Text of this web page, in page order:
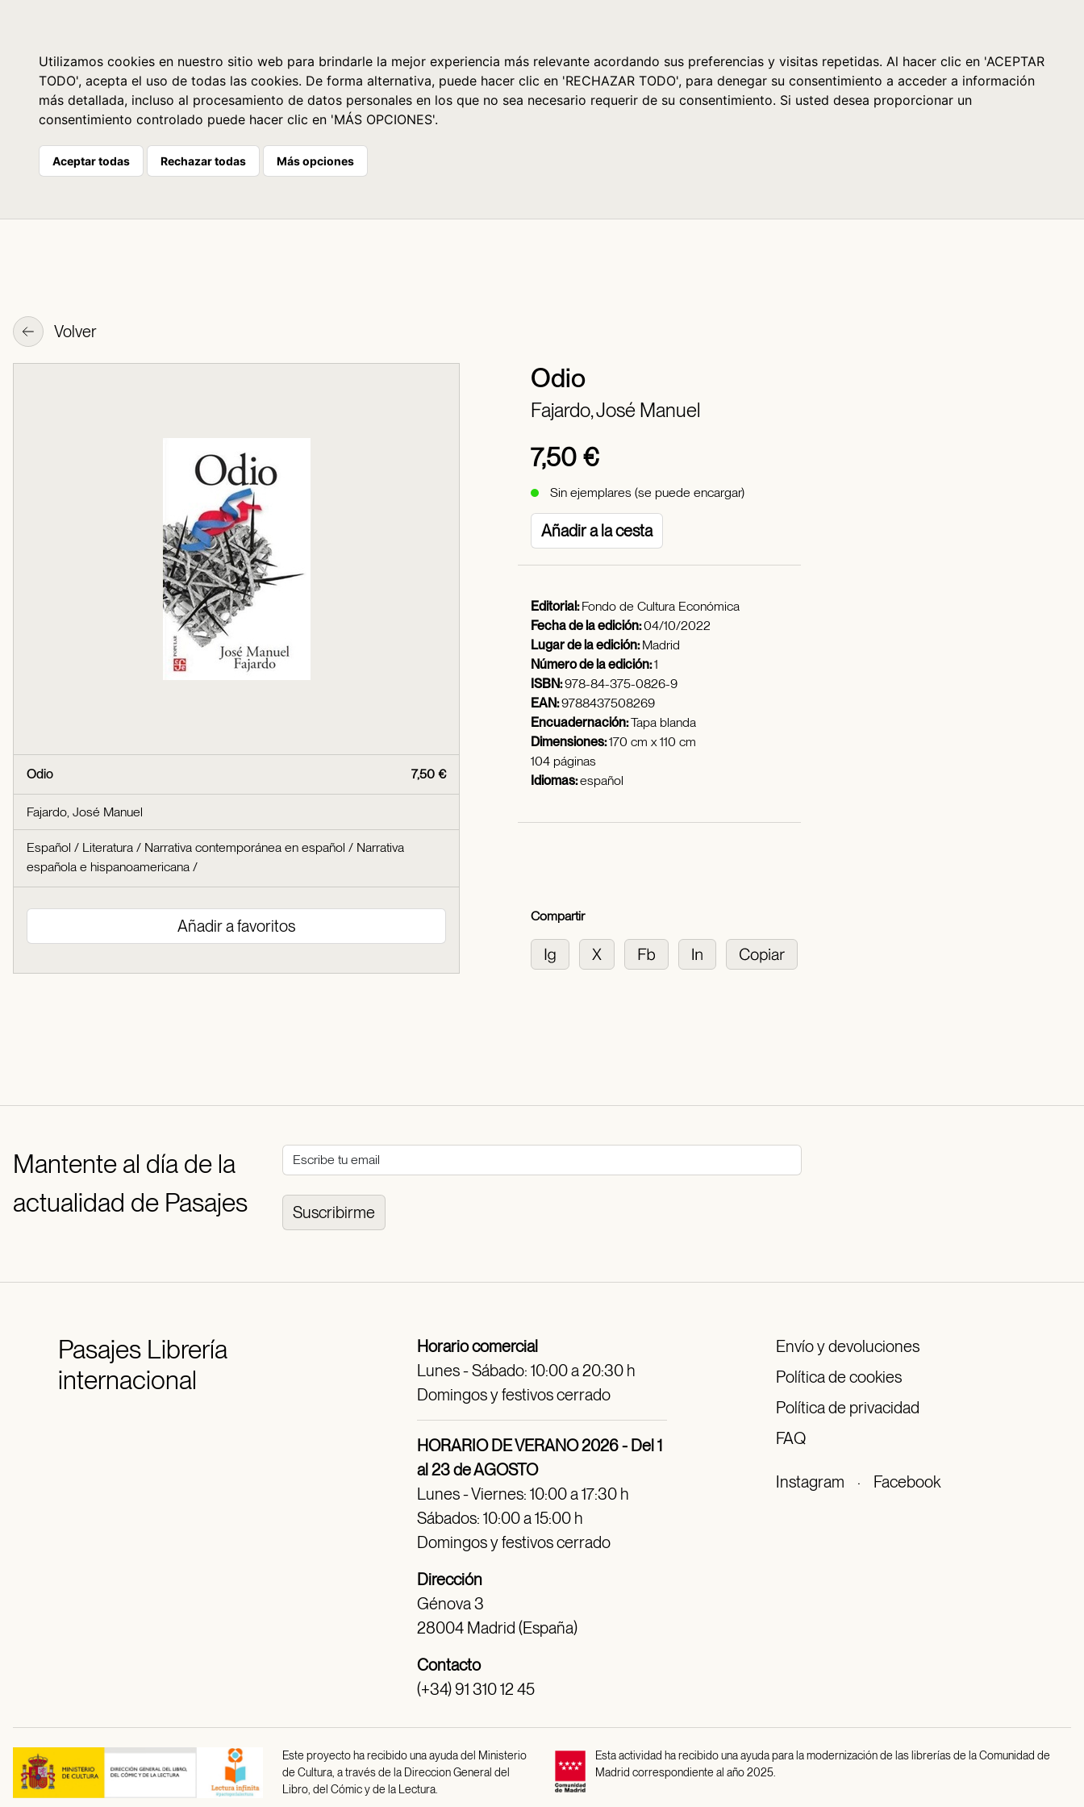
Utilizamos cookies en nuestro sitio web para brindarle la mejor experiencia más relevante acordando sus preferencias y visitas repetidas. Al hacer clic en 'ACEPTAR
TODO', acepta el uso de todas las cookies. De forma alternativa, puede hacer clic en 'RECHAZAR TODO', para denegar su consentimiento a acceder a información
más detallada, incluso al procesamiento de datos personales en los que no sea necesario requerir de su consentimiento. Si usted desea proporcionar un
consentimiento controlado puede hacer clic en 'MÁS OPCIONES'.
Aceptar todas Rechazar todas Más opciones
Volver
Odio
Fajardo, José Manuel
7,50 €
Sin ejemplares (se puede encargar)
Añadir a la cesta
7,50 €
Odio
Fajardo, José Manuel
Español / Literatura / Narrativa contemporánea en español / Narrativa
española e hispanoamericana /
Añadir a favoritos
Editorial:Fondo de Cultura Económica
Fecha de la edición:04/10/2022
Lugar de la edición:Madrid
Número de la edición:1
ISBN:978-84-375-0826-9
EAN:9788437508269
Encuadernación:Tapa blanda
Dimensiones:170 cm x 110 cm
104 páginas
Idiomas:español
Compartir
Mantente al día de la
actualidad de Pasajes
Suscribirme
PasajesLibrería
internacional
Horario comercial
Lunes - Sábado: 10:00 a 20:30 h
Domingos y festivos cerrado
HORARIO DE VERANO 2026 - Del 1
al 23 de AGOSTO
Lunes - Viernes: 10:00 a 17:30 h
Sábados: 10:00 a 15:00 h
Domingos y festivos cerrado
Dirección
Génova 3
28004 Madrid (España)
Contacto
(+34) 91 310 12 45
Envío y devoluciones
Política de cookies
Política de privacidad
FAQ
Instagram · Facebook
Este proyecto ha recibido una ayuda del Ministerio
de Cultura, a través de la Direccion General del
Libro, del Cómic y de la Lectura.
Esta actividad ha recibido una ayuda para la modernización de las librerías de la Comunidad de
Madrid correspondiente al año 2025.